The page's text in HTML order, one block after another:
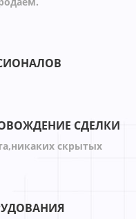
СДЕЛКИ
скрытых